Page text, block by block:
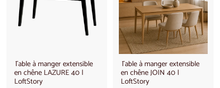
Table à manger extensible
en chêne LAZURE 40 |
LoftStory
Table à manger extensible
en chêne JOIN 40 |
LoftStory